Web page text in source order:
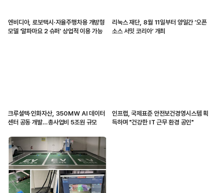
엔비디아, 로보택시·자율주행차용 개방형
모델 ‘알파마요 2 슈퍼’ 상업적 이용 가능
리눅스 재단, 8월 11일부터 양일간 ‘오픈
소스 서밋 코리아’ 개최
크루셜텍·인화자산, 350MW AI 데이터
센터 공동 개발…총사업비 5조원 규모
인프랩, 국제표준 안전보건경영시스템 획
득하며 "건강한 IT 근무 환경 공인"